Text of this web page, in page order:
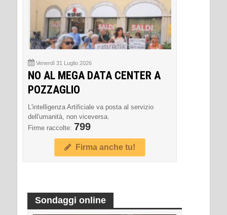
Venerdì 31 Luglio 2026
NO AL MEGA DATA CENTER A
POZZAGLIO
L'intelligenza Artificiale va posta al servizio
dell'umanità, non viceversa.
Firme raccolte: 799
Firma anche tu!
Sondaggi online